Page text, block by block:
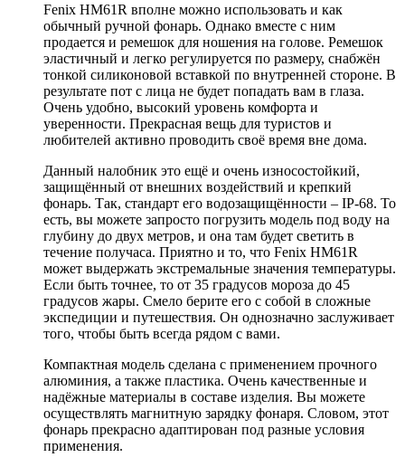
Fenix HM61R вполне можно использовать и как
обычный ручной фонарь. Однако вместе с ним
продается и ремешок для ношения на голове. Ремешок
эластичный и легко регулируется по размеру, снабжён
тонкой силиконовой вставкой по внутренней стороне. В
результате пот с лица не будет попадать вам в глаза.
Очень удобно, высокий уровень комфорта и
уверенности. Прекрасная вещь для туристов и
любителей активно проводить своё время вне дома.
Данный налобник это ещё и очень износостойкий,
защищённый от внешних воздействий и крепкий
фонарь. Так, стандарт его водозащищённости – IP-68. То
есть, вы можете запросто погрузить модель под воду на
глубину до двух метров, и она там будет светить в
течение получаса. Приятно и то, что Fenix HM61R
может выдержать экстремальные значения температуры.
Если быть точнее, то от 35 градусов мороза до 45
градусов жары. Смело берите его с собой в сложные
экспедиции и путешествия. Он однозначно заслуживает
того, чтобы быть всегда рядом с вами.
Компактная модель сделана с применением прочного
алюминия, а также пластика. Очень качественные и
надёжные материалы в составе изделия. Вы можете
осуществлять магнитную зарядку фонаря. Словом, этот
фонарь прекрасно адаптирован под разные условия
применения.